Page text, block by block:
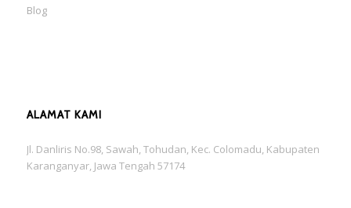
Blog
ALAMAT KAMI
Jl. Danliris No.98, Sawah, Tohudan, Kec. Colomadu, Kabupaten
Karanganyar, Jawa Tengah 57174